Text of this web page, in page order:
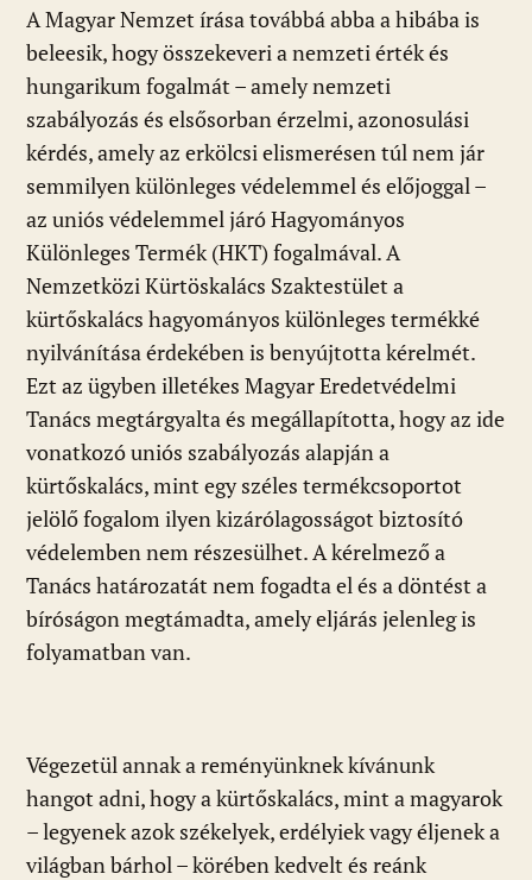
A Magyar Nemzet írása továbbá abba a hibába is
beleesik, hogy összekeveri a nemzeti érték és
hungarikum fogalmát – amely nemzeti
szabályozás és elsősorban érzelmi, azonosulási
kérdés, amely az erkölcsi elismerésen túl nem jár
semmilyen különleges védelemmel és előjoggal –
az uniós védelemmel járó Hagyományos
Különleges Termék (HKT) fogalmával. A
Nemzetközi Kürtöskalács Szaktestület a
kürtőskalács hagyományos különleges termékké
nyilvánítása érdekében is benyújtotta kérelmét.
Ezt az ügyben illetékes Magyar Eredetvédelmi
Tanács megtárgyalta és megállapította, hogy az ide
vonatkozó uniós szabályozás alapján a
kürtőskalács, mint egy széles termékcsoportot
jelölő fogalom ilyen kizárólagosságot biztosító
védelemben nem részesülhet. A kérelmező a
Tanács határozatát nem fogadta el és a döntést a
bíróságon megtámadta, amely eljárás jelenleg is
folyamatban van.
Végezetül annak a reményünknek kívánunk
hangot adni, hogy a kürtőskalács, mint a magyarok
– legyenek azok székelyek, erdélyiek vagy éljenek a
világban bárhol – körében kedvelt és reánk